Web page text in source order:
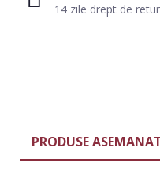
14 zile drept de
PRODUSE